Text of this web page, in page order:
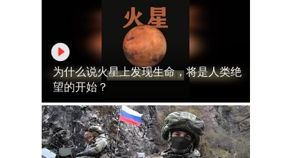
为什么说火星上发现生命，将是人类绝
望的开始？